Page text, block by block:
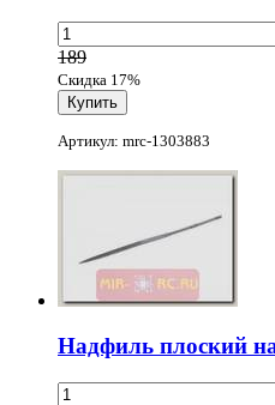
189
Скидка 17%
Артикул: mrc-1303883
Надфиль плоский